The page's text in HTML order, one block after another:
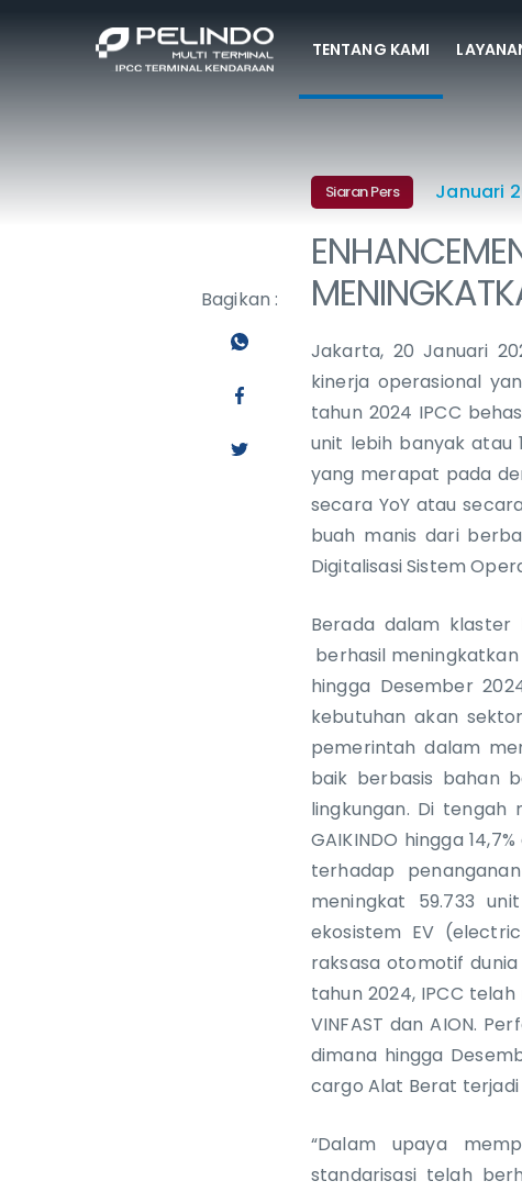
TENTANG KAMI
Siaran Pers Januari
Jakarta, 20 Januari
kinerja operasional
tahun 2024 IPCC
unit lebih banyak atau
yang merapat pada
secara YoY atau
buah manis dari
Digitalisasi Sistem
Berada dalam klaster
berhasil
hingga Desember
kebutuhan akan
pemerintah dalam
baik berbasis bahan
lingkungan. Di tengah
GAIKINDO hingga
terhadap
meningkat 59.733
ekosistem EV
raksasa otomotif
tahun 2024, IPCC
VINFAST dan AION.
dimana hingga
cargo Alat Berat terjadi
“Dalam upaya
standarisasi telah
Bagikan :